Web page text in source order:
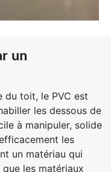
un
du toit, le PVC est
les dessous de
à manipuler, solide
les
un matériau qui
que les matériaux